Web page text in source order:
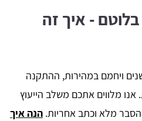
- איך זה
ויחמם במהירות, ההתקנה
אנו מלווים אתכם משלב הייעוץ
מלא וכתב אחריות. הנה איך